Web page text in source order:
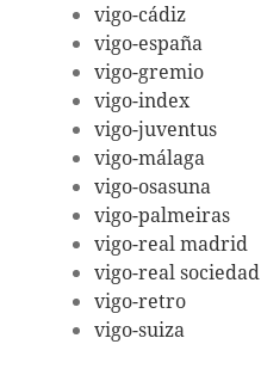
vigo-cádiz
vigo-españa
vigo-gremio
vigo-index
vigo-juventus
vigo-málaga
vigo-osasuna
vigo-palmeiras
vigo-real madrid
vigo-real sociedad
vigo-retro
vigo-suiza